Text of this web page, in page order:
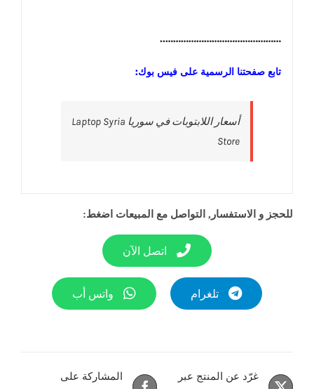
………………………………………..
تابع صفحتنا الرسمية على فيس بوك:
‎أسعار اللابتوبات في سوريا Laptop Syria
Store‎
للحجز و الاستفسار, التواصل مع المبيعات اضغط:
اتصل الآن
تلغرام واتس أب
المشاركة على
غرّد عن المنتج عبر